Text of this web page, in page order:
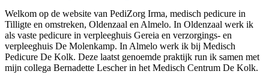
Welkom op de website van PediZorg Irma, medisch pedicure in
Tilligte en omstreken, Oldenzaal en Almelo. In Oldenzaal werk ik
als vaste pedicure in verpleeghuis Gereia en verzorgings- en
verpleeghuis De Molenkamp. In Almelo werk ik bij Medisch
Pedicure De Kolk. Deze laatst genoemde praktijk run ik samen met
mijn collega Bernadette Lescher in het Medisch Centrum De Kolk.